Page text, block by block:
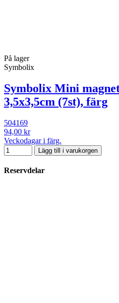
På lager
Symbolix
Symbolix Mini
3,5x3,5cm (7st), färg
504169
94,00 kr
Veckodagar i färg.
Lägg till i varukorgen
Reservdelar